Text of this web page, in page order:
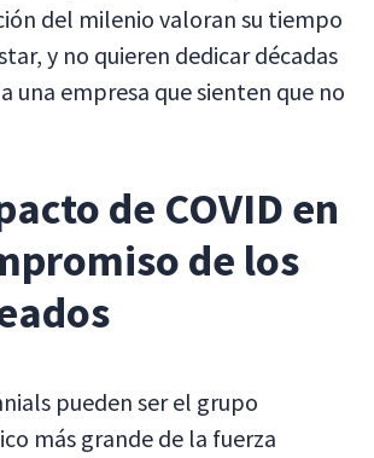
del milenio valoran su tiempo
y no quieren dedicar décadas
una empresa que sienten que no
de COVID en
de los
pueden ser el grupo
más grande de la fuerza